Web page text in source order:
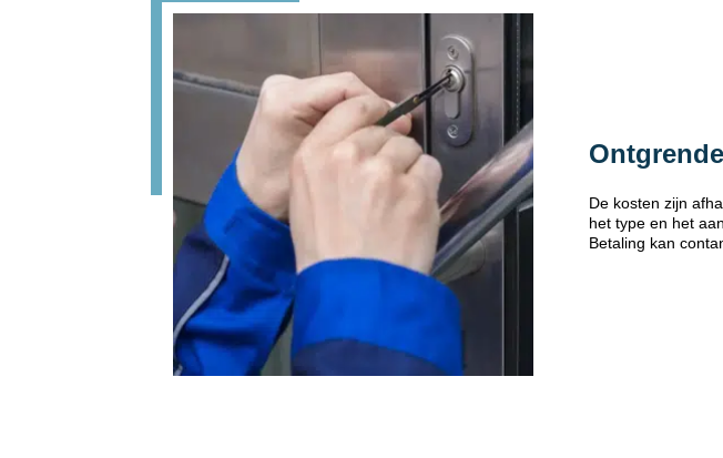
De kosten zijn
het type en het
Betaling kan